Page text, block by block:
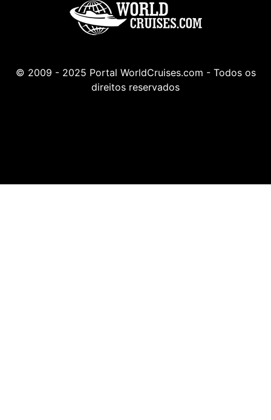
© 2009 - 2025 Portal WorldCruises.com - Todos os
direitos reservados